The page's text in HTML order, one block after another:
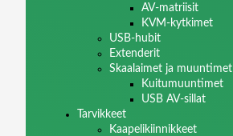
AV-matriisit
KVM-kytkimet
USB-hubit
Extenderit
Skaalaimet ja muuntimet
Kuitumuuntimet
USB AV-sillat
Tarvikkeet
Kaapelikiinnikkeet